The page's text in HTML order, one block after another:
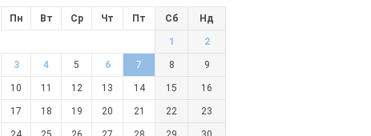
Пн Вт Ср Чт Пт Сб Нд
1 2
3 4 5 6 7 8 9
10 11 12 13 14 15 16
17 18 19 20 21 22 23